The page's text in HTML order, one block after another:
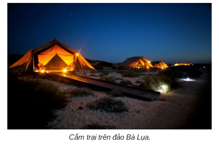
Cắm trại trên đảo Bà Lụa.